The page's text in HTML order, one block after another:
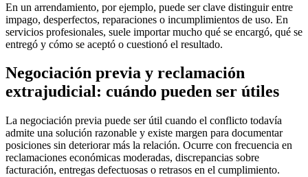
En un arrendamiento, por ejemplo, puede ser clave distinguir entre
impago, desperfectos, reparaciones o incumplimientos de uso. En
servicios profesionales, suele importar mucho qué se encargó, qué se
entregó y cómo se aceptó o cuestionó el resultado.
Negociación previa y reclamación
extrajudicial: cuándo pueden ser útiles
La negociación previa puede ser útil cuando el conflicto todavía
admite una solución razonable y existe margen para documentar
posiciones sin deteriorar más la relación. Ocurre con frecuencia en
reclamaciones económicas moderadas, discrepancias sobre
facturación, entregas defectuosas o retrasos en el cumplimiento.